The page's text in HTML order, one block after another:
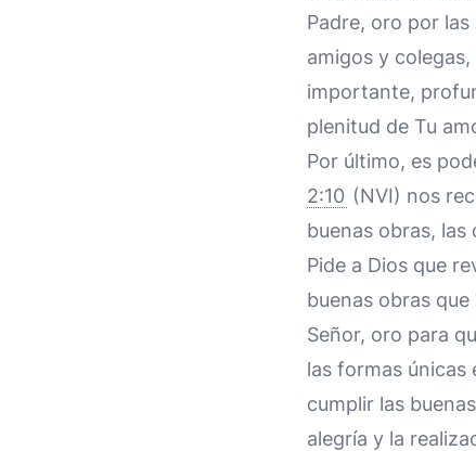
Padre, oro por
amigos y
importante,
plenitud de Tu
Por último, es
2:10 (NVI) nos
buenas obras,
Pide a Dios que
buenas obras
Señor, oro para
las formas únicas
cumplir las
alegría y la